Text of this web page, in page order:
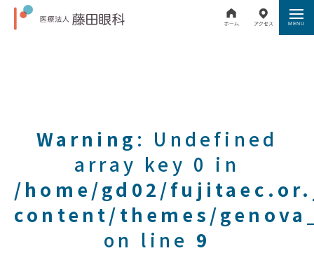
Warning : Undefined
array key 0 in
/home/gd02/
content/themes/
on line 9